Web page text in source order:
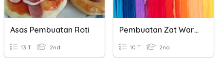
Asas Pembuatan Roti
13 T 2nd
Pembuatan Zat Warna
10 T 2nd